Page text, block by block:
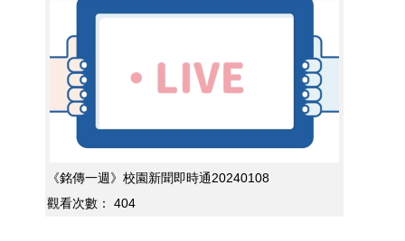
《銘傳一週》校園新聞即時通20240108
觀看次數：
404